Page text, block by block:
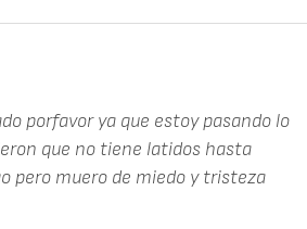
porfavor ya que estoy pasando lo
que no tiene latidos hasta
pero muero de miedo y tristeza